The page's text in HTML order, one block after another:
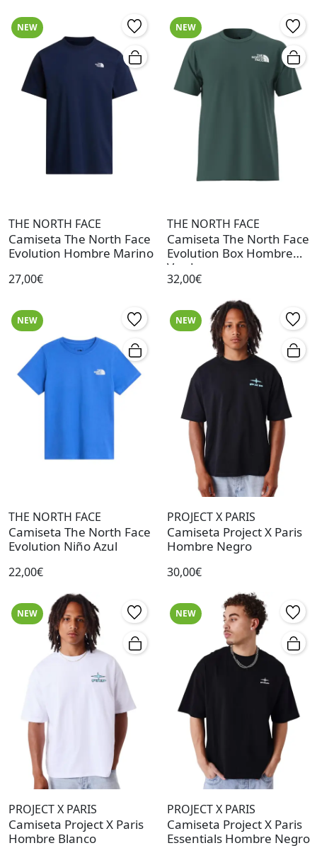
NEW
THE NORTH FACE
Camiseta The North Face
Evolution Hombre Marino
27,00€
NEW
THE NORTH FACE
Camiseta The North Face
Evolution Box Hombre
Verde
32,00€
NEW
THE NORTH FACE
Camiseta The North Face
Evolution Niño Azul
22,00€
NEW
PROJECT X PARIS
Camiseta Project X Paris
Hombre Negro
30,00€
NEW
PROJECT X PARIS
Camiseta Project X Paris
Hombre Blanco
NEW
PROJECT X PARIS
Camiseta Project X Paris
Essentials Hombre Negro